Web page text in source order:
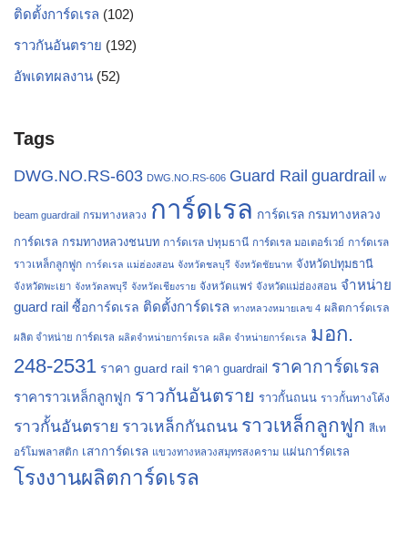
ติดตั้งการ์ดเรล (102)
ราวกันอันตราย (192)
อัพเดทผลงาน (52)
Tags
DWG.NO.RS-603 DWG.NO.RS-606 Guard Rail guardrail w
beam guardrail กรมทางหลวง การ์ดเรล การ์ดเรล กรมทางหลวง
การ์ดเรล กรมทางหลวงชนบท การ์ดเรล ปทุมธานี การ์ดเรล มอเตอร์เวย์ การ์ดเรล
ราวเหล็กลูกฟูก การ์ดเรล แม่ฮ่องสอน จังหวัดชลบุรี จังหวัดชัยนาท จังหวัดปทุมธานี
จังหวัดพะเยา จังหวัดลพบุรี จังหวัดเชียงราย จังหวัดแพร่ จังหวัดแม่ฮ่องสอน จำหน่าย
guard rail ซื้อการ์ดเรล ติดตั้งการ์ดเรล ทางหลวงหมายเลข 4 ผลิตการ์ดเรล
ผลิต จำหน่าย การ์ดเรล ผลิตจำหน่ายการ์ดเรล ผลิต จำหน่ายการ์ดเรล มอก.
248-2531 ราคา guard rail ราคา guardrail ราคาการ์ดเรล
ราคาราวเหล็กลูกฟูก ราวกันอันตราย ราวกั้นถนน ราวกั้นทางโค้ง
ราวกั้นอันตราย ราวเหล็กกันถนน ราวเหล็กลูกฟูก สีเท
อร์โมพลาสติก เสาการ์ดเรล แขวงทางหลวงสมุทรสงคราม แผ่นการ์ดเรล
โรงงานผลิตการ์ดเรล